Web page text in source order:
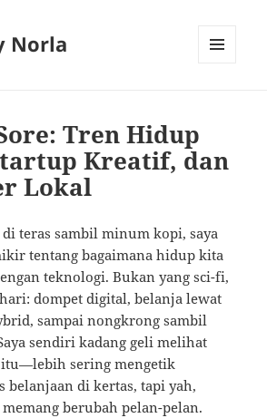
Norla
Tren Hidup
Kreatif, dan
Lokal
teras sambil minum kopi, saya
tentang bagaimana hidup kita
teknologi. Bukan yang sci-fi,
dompet digital, belanja lewat
sampai nongkrong sambil
sendiri kadang geli melihat
sering mengetik
belanjaan di kertas, tapi yah,
berubah pelan-pelan.